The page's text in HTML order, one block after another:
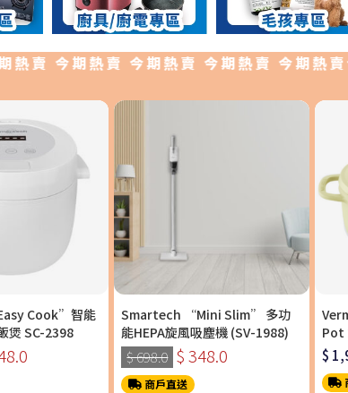
期熱賣 今期熱賣 今期熱賣 今期熱賣
Cook”智能
煲 SC-2398
Smartech “Mini Slim” 多功
能HEPA旋風吸塵機 (SV-1988)
$ 698.0 $ 348.0
商戶直送
Pot
料
$